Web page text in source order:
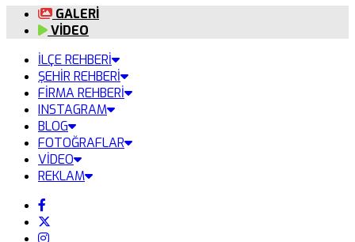
GALERİ
VİDEO
İLÇE REHBERİ
ŞEHİR REHBERİ
FİRMA REHBERİ
INSTAGRAM
BLOG
FOTOĞRAFLAR
VİDEO
REKLAM